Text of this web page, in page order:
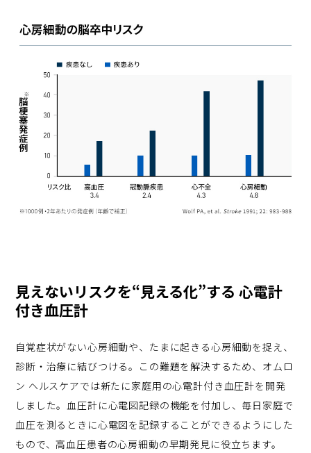
見えないリスクを“見える化”する 心電計
付き血圧計
自覚症状がない心房細動や、たまに起きる心房細動を捉え、
診断・治療に結びつける。この難題を解決するため、オムロ
ン ヘルスケアでは新たに家庭用の心電計付き血圧計を開発
しました。血圧計に心電図記録の機能を付加し、毎日家庭で
血圧を測るときに心電図を記録することができるようにした
もので、高血圧患者の心房細動の早期発見に役立ちます。